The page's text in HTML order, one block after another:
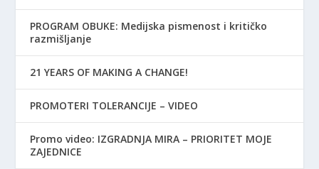
PROGRAM OBUKE: Medijska pismenost i kritičko
razmišljanje
21 YEARS OF MAKING A CHANGE!
PROMOTERI TOLERANCIJE – VIDEO
Promo video: IZGRADNJA MIRA – PRIORITET MOJE
ZAJEDNICE